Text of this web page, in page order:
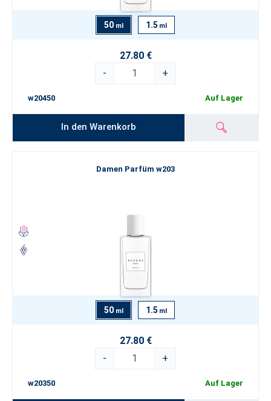
50 ml 1.5 ml
27.80 €
-
+
w20450 Auf Lager
In den Warenkorb
Damen Parfüm w203
50 ml 1.5 ml
27.80 €
-
+
w20350 Auf Lager